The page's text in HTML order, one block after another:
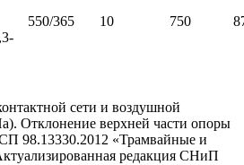
550/365 10 750
сети и воздушной
Отклонение верхней части опоры
98.13330.2012 «Трамвайные и
редакция СНиП